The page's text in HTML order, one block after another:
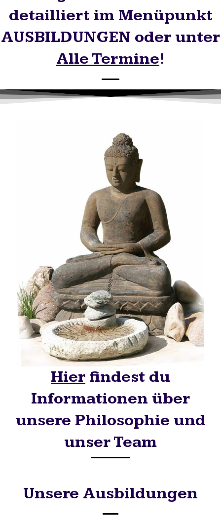
detailliert im Menüpunkt
AUSBILDUNGEN oder unter
Alle Termine!
Hier findest du
Informationen über
unsere Philosophie und
unser Team
Unsere Ausbildungen